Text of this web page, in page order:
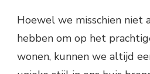
Hoewel we misschien niet
hebben om op het
wonen, kunnen we altijd